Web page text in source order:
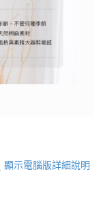
顯示電腦版詳細說明